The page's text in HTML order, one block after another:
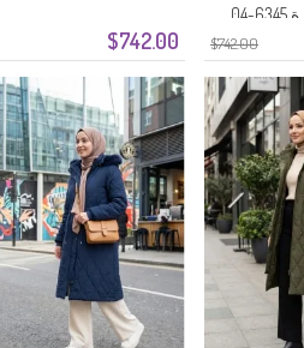
$742.00
بمقاسات كبيرة 6345-04
$742.00